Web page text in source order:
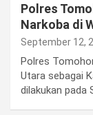
Polres
Narkoba di
September 12,
Polres
Utara sebagai
dilakukan pada